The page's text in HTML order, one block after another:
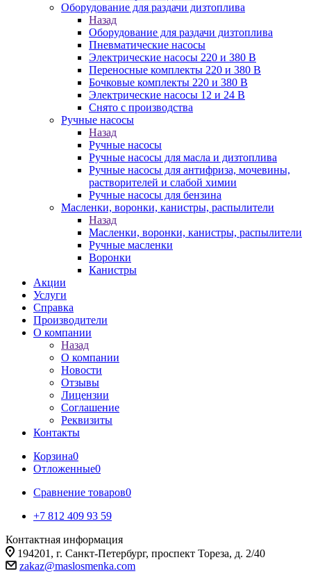
Оборудование для раздачи дизтоплива
Назад
Оборудование для раздачи дизтоплива
Пневматические насосы
Электрические насосы 220 и 380 В
Переносные комплекты 220 и 380 В
Бочковые комплекты 220 и 380 В
Электрические насосы 12 и 24 В
Снято с производства
Ручные насосы
Назад
Ручные насосы
Ручные насосы для масла и дизтоплива
Ручные насосы для антифриза, мочевины,
растворителей и слабой химии
Ручные насосы для бензина
Масленки, воронки, канистры, распылители
Назад
Масленки, воронки, канистры, распылители
Ручные масленки
Воронки
Канистры
Акции
Услуги
Справка
Производители
О компании
Назад
О компании
Новости
Отзывы
Лицензии
Соглашение
Реквизиты
Контакты
Корзина0
Отложенные0
Сравнение товаров0
+7 812 409 93 59
Контактная информация
194201, г. Санкт-Петербург, проспект Тореза, д. 2/40
zakaz@maslosmenka.com